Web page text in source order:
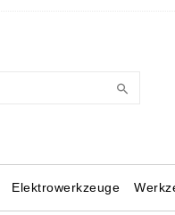
Elektrowerkzeuge